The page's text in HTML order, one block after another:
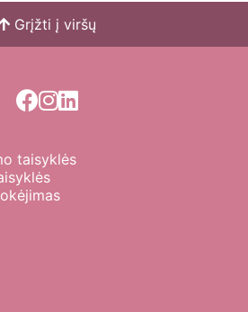
Grįžti į viršų
taisyklės